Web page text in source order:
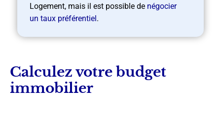
Logement, mais il est possible de négocier
un taux préférentiel.
Calculez votre budget
immobilier